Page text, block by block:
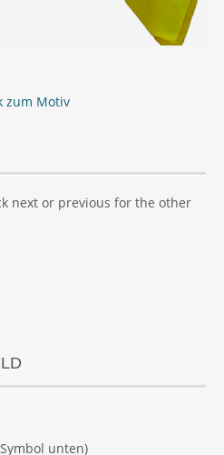
zum Motiv
next or previous for the other
unten)